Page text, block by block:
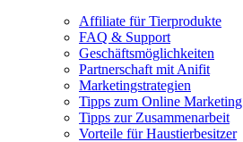
Affiliate für Tierprodukte
FAQ & Support
Geschäftsmöglichkeiten
Partnerschaft mit Anifit
Marketingstrategien
Tipps zum Online Marketing
Tipps zur Zusammenarbeit
Vorteile für Haustierbesitzer